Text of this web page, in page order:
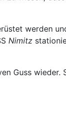
werden
Nimitz
Guss wieder.